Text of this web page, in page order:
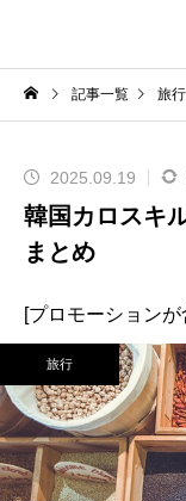
記事一覧 旅行
2025.09.19
韓国カロスキ
まとめ
[プロモーション
旅行